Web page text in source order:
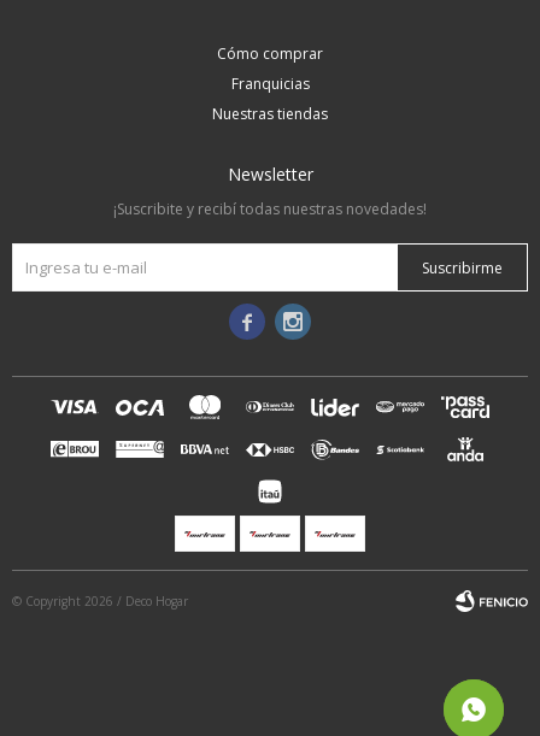
Cómo comprar
Franquicias
Nuestras tiendas
Newsletter
¡Suscribite y recibí todas nuestras novedades!
Suscribirme
 
© Copyright 2026 / Deco Hogar